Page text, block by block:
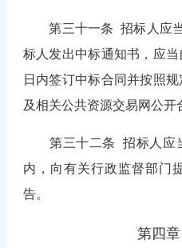
第三十一条招标人应
标人发出中标通知书，应
日内签订中标合同并按照
及相关公共资源交易网公开
第三十二条招标人应
内，向有关行政监督部门
告。
第四